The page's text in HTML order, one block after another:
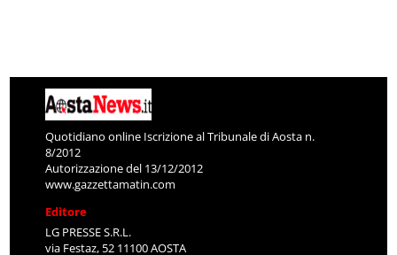
Quotidiano online Iscrizione al Tribunale di Aosta n.
8/2012
Autorizzazione del 13/12/2012
www.gazzettamatin.com
Editore
LG PRESSE S.R.L.
via Festaz, 52 11100 AOSTA